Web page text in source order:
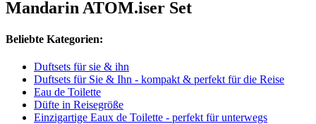
Mandarin ATOM.iser Set
Beliebte Kategorien:
Duftsets für sie & ihn
Duftsets für Sie & Ihn - kompakt & perfekt für die Reise
Eau de Toilette
Düfte in Reisegröße
Einzigartige Eaux de Toilette - perfekt für unterwegs